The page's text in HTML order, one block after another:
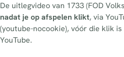
De uitlegvideo van 1733 (FOD
nadat je op afspelen klikt, via
(youtube-nocookie), vóór die klik
YouTube.